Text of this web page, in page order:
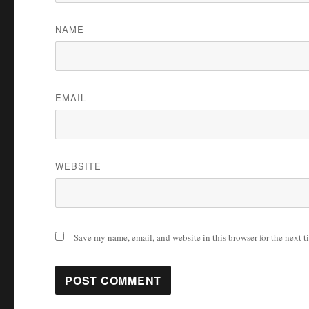
NAME
EMAIL
WEBSITE
Save my name, email, and website in this browser for the next